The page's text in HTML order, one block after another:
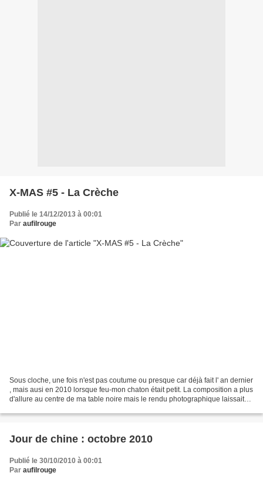
X-MAS #5 - La Crèche
Publié le 14/12/2013 à 00:01
Par aufilrouge
Sous cloche, une fois n'est pas coutume ou presque car déjà fait l' an dernier
, mais ausi en 2010 lorsque feu-mon chaton était petit. La composition a plus
d'allure au centre de ma table noire mais le rendu photographique laissait
Jour de chine : octobre 2010
Publié le 30/10/2010 à 00:01
Par aufilrouge